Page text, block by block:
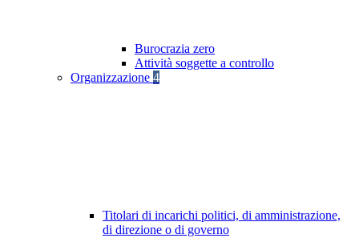
Burocrazia zero
Attività soggette a controllo
Organizzazione 4
Titolari di incarichi politici, di amministrazione,
di direzione o di governo